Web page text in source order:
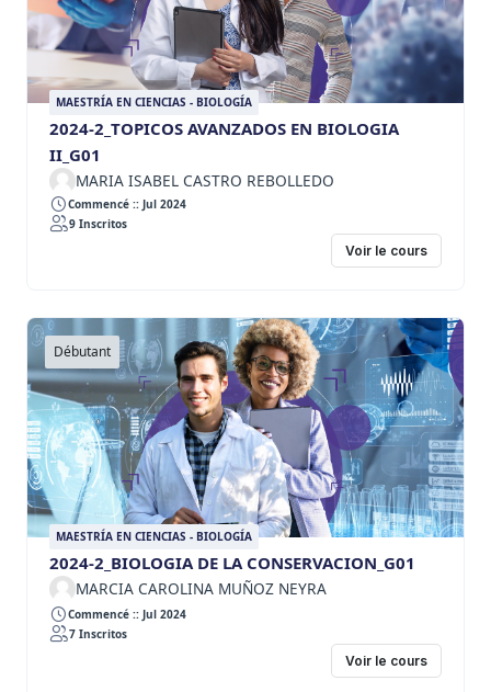
MAESTRÍA EN CIENCIAS - BIOLOGÍA
2024-2_TOPICOS AVANZADOS EN BIOLOGIA
II_G01
MARIA ISABEL CASTRO REBOLLEDO
Commencé :: Jul 2024
9 Inscritos
Voir le cours
Débutant
MAESTRÍA EN CIENCIAS - BIOLOGÍA
2024-2_BIOLOGIA DE LA CONSERVACION_G01
MARCIA CAROLINA MUÑOZ NEYRA
Commencé :: Jul 2024
7 Inscritos
Voir le cours